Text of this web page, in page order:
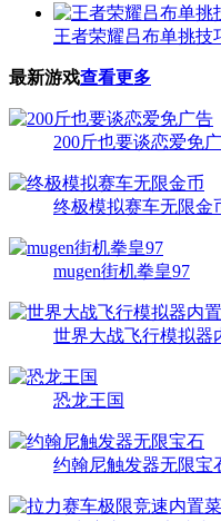
王者荣耀吕布单挑技
最新游戏查看更多
200斤也要谈恋爱免
终极模拟赛车无限金
mugen街机拳皇97
世界大战飞行模拟器
恐龙王国
约翰尼触发器无限宝